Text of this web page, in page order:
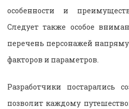
особенности и
Следует также особое
перечень персонажей
факторов и параметров.
Разработчики постарались
позволит каждому